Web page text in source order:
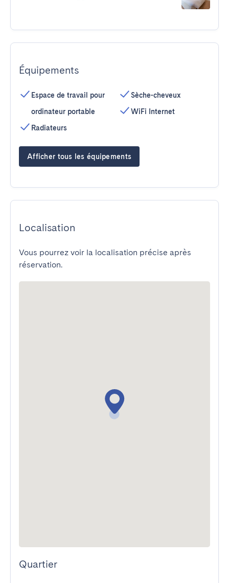
Équipements
Espace de travail pour
ordinateur portable
Radiateurs
Sèche-cheveux
WiFi Internet
Afficher tous les équipements
Localisation
Vous pourrez voir la localisation précise après
réservation.
Quartier